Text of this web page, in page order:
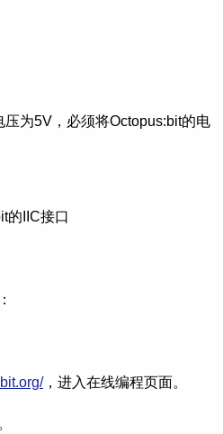
为5V，必须将Octopus:bit的电
的IIC接口
，进入在线编程页面。